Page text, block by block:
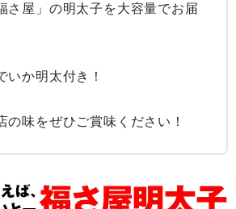
さ屋」の明太子を大容量でお届
いか明太付き！
の味をぜひご賞味ください！